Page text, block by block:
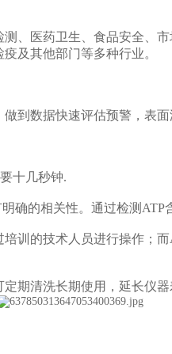
、医药卫生、食品安全、
及其他部门等多种行业。
数据快速评估预警，表面
十几秒钟.
的相关性。通过检测ATP
的技术人员进行操作；而
清洗长期使用，延长仪器